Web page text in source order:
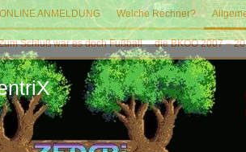
ONLINE ANMELDUNG Welche Rechner?
Schluß war es doch Fußball …die BKOO 2007 –